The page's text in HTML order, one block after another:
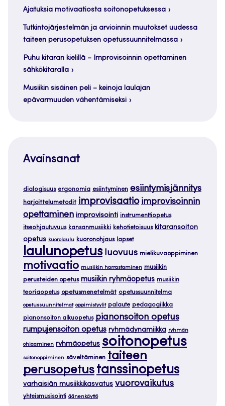
Ajatuksia motivaatiosta soitonopetuksessa
Tutkintojärjestelmän ja arvioinnin muutokset uudessa
taiteen perusopetuksen opetussuunnitelmassa
Puhu kitaran kielillä – Improvisoinnin opettaminen
sähkökitaralla
Musiikin sisäinen peli – keinoja laulajan
epävarmuuden vähentämiseksi
Avainsanat
dialogisuus ergonomia esiintyminen esiintymisjännitys
harjoittelumetodit improvisaatio improvisoinnin
opettaminen improvisointi instrumenttiopetus
itseohjautuvuus kansanmusiikki kehotietoisuus kitaransoiton
opetus kuorolaulu kuoronohjaus lapset
laulunopetus luovuus mielikuvaoppiminen
motivaatio musiikin harrastaminen musiikin
perusteiden opetus musiikin ryhmäopetus musiikin
teoriaopetus opetusmenetelmät opetussuunnitelma
opetussuunnitelmat oppimistyylit palaute pedagogiikka
pianonsoiton alkuopetus pianonsoiton opetus
rumpujensoiton opetus ryhmädynamiikka ryhmän
ohjaaminen ryhmäopetus soitonopetus
soitonoppiminen säveltäminen taiteen
perusopetus tanssinopetus
varhaisiän musiikkikasvatus vuorovaikutus
yhteismusisointi äänenkäyttö